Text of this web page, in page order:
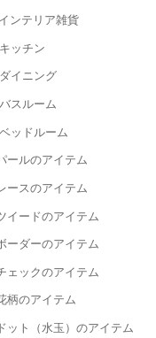
ンテリア雑貨
キッチン
ダイニング
バスルーム
ベッドルーム
ールのアイテム
ースのアイテム
イードのアイテム
ーダーのアイテム
ェックのアイテム
柄のアイテム
ット（水玉）のアイテム